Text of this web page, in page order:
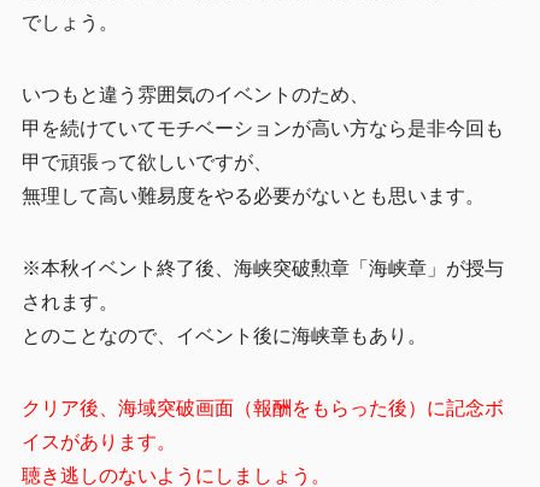
でしょう。
いつもと違う雰囲気のイベントのため、
甲を続けていてモチベーションが高い方なら是非今回も
甲で頑張って欲しいですが、
無理して高い難易度をやる必要がないとも思います。
※本秋イベント終了後、海峡突破勲章「海峡章」が授与
されます。
とのことなので、イベント後に海峡章もあり。
クリア後、海域突破画面（報酬をもらった後）に記念ボ
イスがあります。
聴き逃しのないようにしましょう。